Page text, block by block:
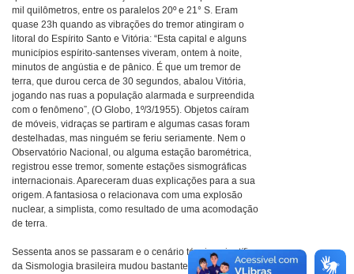
mil quilômetros, entre os paralelos 20º e 21° S. Eram
quase 23h quando as vibrações do tremor atingiram o
litoral do Espírito Santo e Vitória: “Esta capital e alguns
municípios espírito-santenses viveram, ontem à noite,
minutos de angústia e de pânico. É que um tremor de
terra, que durou cerca de 30 segundos, abalou Vitória,
jogando nas ruas a população alarmada e surpreendida
com o fenômeno”, (O Globo, 1º/3/1955). Objetos caíram
de móveis, vidraças se partiram e algumas casas foram
destelhadas, mas ninguém se feriu seriamente. Nem o
Observatório Nacional, ou alguma estação barométrica,
registrou esse tremor, somente estações sismográficas
internacionais. Apareceram duas explicações para a sua
origem. A fantasiosa o relacionava com uma explosão
nuclear, a simplista, como resultado de uma acomodação
de terra.
Sessenta anos se passaram e o cenário técnico-científico
da Sismologia brasileira mudou bastante, e para melhor.